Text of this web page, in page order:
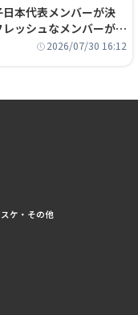
日本代表メンバーが決
ッシュなメンバーが日
う
2026/07/30 16:12
ケ・その他